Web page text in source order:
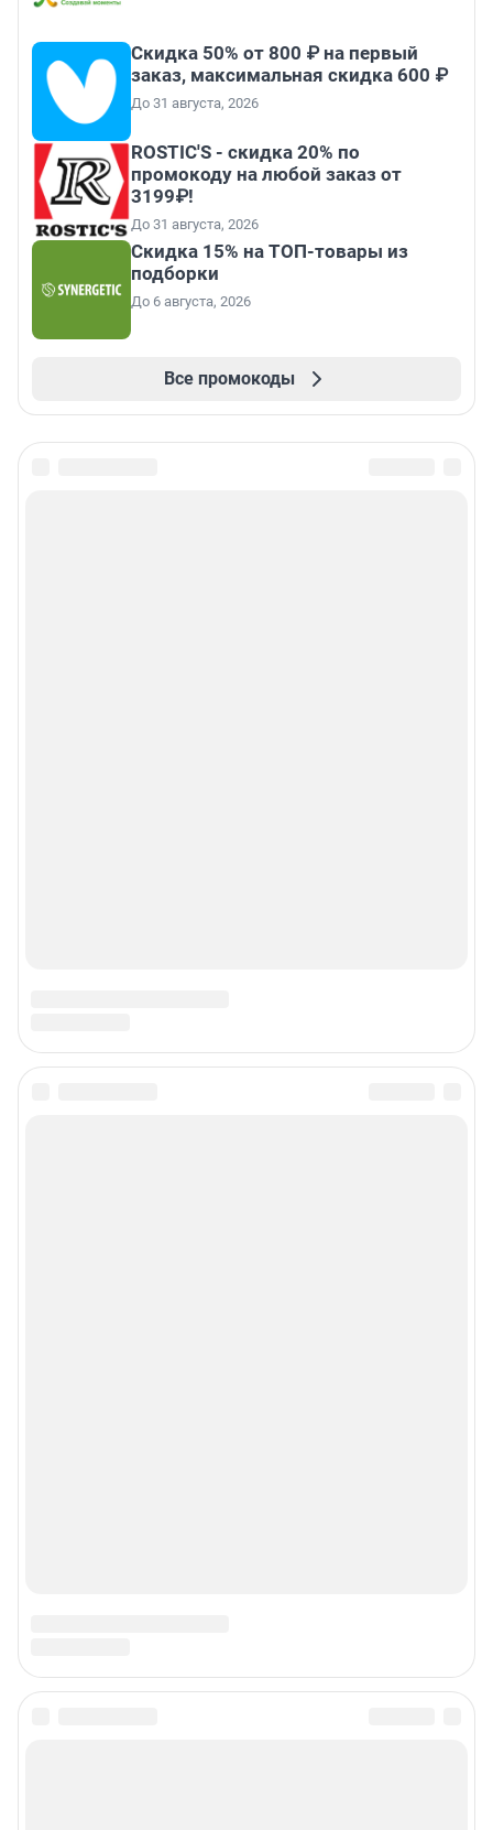
Скидка 50% от 800 ₽ на первый
заказ, максимальная скидка 600 ₽
До 31 августа, 2026
ROSTIC'S - скидка 20% по
промокоду на любой заказ от
3199₽!
До 31 августа, 2026
Скидка 15% на ТОП-товары из
подборки
До 6 августа, 2026
Все промокоды